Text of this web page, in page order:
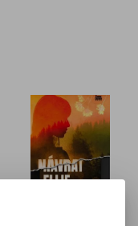
smrt pomalu